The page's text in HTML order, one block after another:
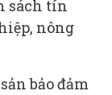
sách tín
nông
bảo đảm